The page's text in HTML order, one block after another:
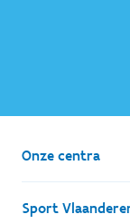
Onze centra
Sport